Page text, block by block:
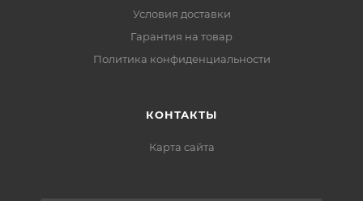
Условия доставки
Гарантия на товар
Политика конфиденциальности
КОНТАКТЫ
Карта сайта